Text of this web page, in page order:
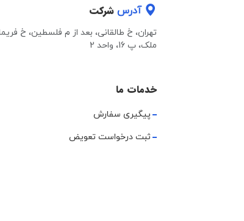
آدرس شرکت
تهران، خ طالقانی، بعد از م فلسطین، خ
ملک، پ 16، واحد 2
خدمات ما
پیگیری سفارش
ثبت درخواست تعویض